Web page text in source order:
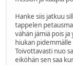
Hanke siis jatkuu
tappelen
vähän jämiä pois
hiukan
Toivottavasti nuo
eiköhän sen saa